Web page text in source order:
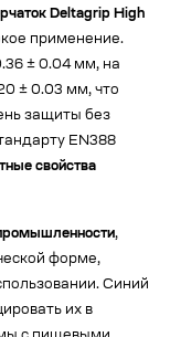
Deltagrip High
применение.
± 0.04 мм, на
± 0.03 мм, что
защиты без
EN388
свойства
,
форме,
Синий
их в